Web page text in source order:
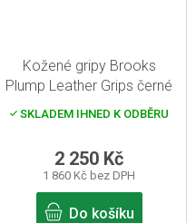
Kožené gripy Brooks
Plump Leather Grips černé
SKLADEM IHNED K ODBĚRU
1 860 Kč bez DPH
2 250 Kč
Do košíku